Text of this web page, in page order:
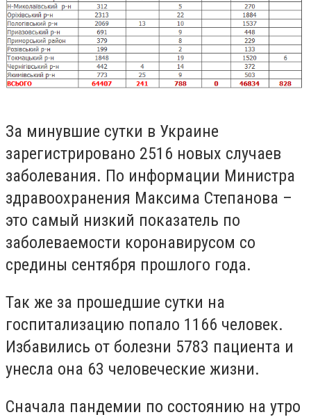
За минувшие сутки в Украине
зарегистрировано 2516 новых случаев
заболевания. По информации Министра
здравоохранения Максима Степанова –
это самый низкий показатель по
заболеваемости коронавирусом со
средины сентября прошлого года.
Так же за прошедшие сутки на
госпитализацию попало 1166 человек.
Избавились от болезни 5783 пациента и
унесла она 63 человеческие жизни.
Сначала пандемии по состоянию на утро